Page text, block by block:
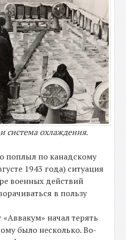
система охлаждения.
поплыл по канадскому
1943 года) ситуация
военных действий
в пользу
начал терять
было несколько. Во-